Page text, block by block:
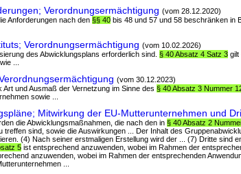
Verordnungsermächtigung (vom 28.12.2020)
Anforderungen nach den §§ 40 bis 48 und 57 und 58 beschränken in
Verordnungsermächtigung (vom 10.02.2026)
des Abwicklungsplans erforderlich sind. § 40 Absatz 4 Satz 3 gilt
...
(vom 30.12.2023)
Art und Ausmaß der Vernetzung im Sinne des § 40 Absatz 3 Nummer
sowie ...
Mitwirkung der EU-Mutterunternehmen und
die Abwicklungsmaßnahmen, die nach den in § 40 Absatz 2
treffen sind, sowie die Auswirkungen ... Der Inhalt des
(4) Nach seiner erstmaligen Erstellung wird der ... (7) Dritte sind
5 ist entsprechend anzuwenden, wobei im Rahmen der
anzuwenden, wobei im Rahmen der entsprechenden
...